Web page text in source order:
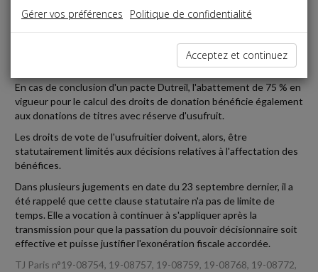
Fiscal TPE
Date: 2024-10-23
En cas de conclusion d'un pacte Dutreil, l'abattement de 75 % en
vigueur pour le calcul des droits de donation bénéficie également
aux donations de titres avec réserve d'usufruit.
Les droits de vote de l'usufruitier doivent, alors, être
statutairement limités aux décisions relatives à l'affectation des
bénéfices.
Dans plusieurs jugements en date du 23 septembre dernier, il a
été rappelé que cette clause statutaire n'a pas de limite de
temps. Elle a vocation à continuer à s'appliquer après la
transmission pour que la passation du pouvoir décisionnaire soit
effective et puisse justifier l'exonération fiscale accordée.
TJ Paris n°19-08754, 19-08757, 19-08759, 19-08768, 19-08772,
Gérer vos préférences
Politique de confidentialité
Acceptez et continuez